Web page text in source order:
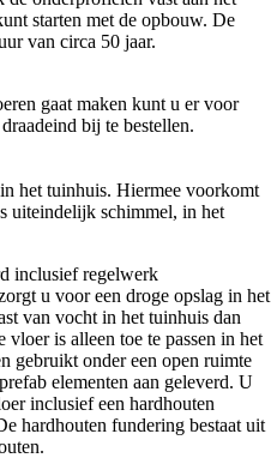
starten met de opbouw. De
van circa 50 jaar.
gaat maken kunt u er voor
bij te bestellen.
het tuinhuis. Hiermee voorkomt
uiteindelijk schimmel, in het
inclusief regelwerk
u voor een droge opslag in het
van vocht in het tuinhuis dan
is alleen toe te passen in het
gebruikt onder een open ruimte
elementen aan geleverd. U
inclusief een hardhouten
hardhouten fundering bestaat uit